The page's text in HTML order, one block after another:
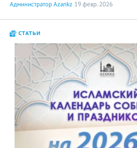
Администратор Azankz 19 февр. 2026
СТАТЬИ